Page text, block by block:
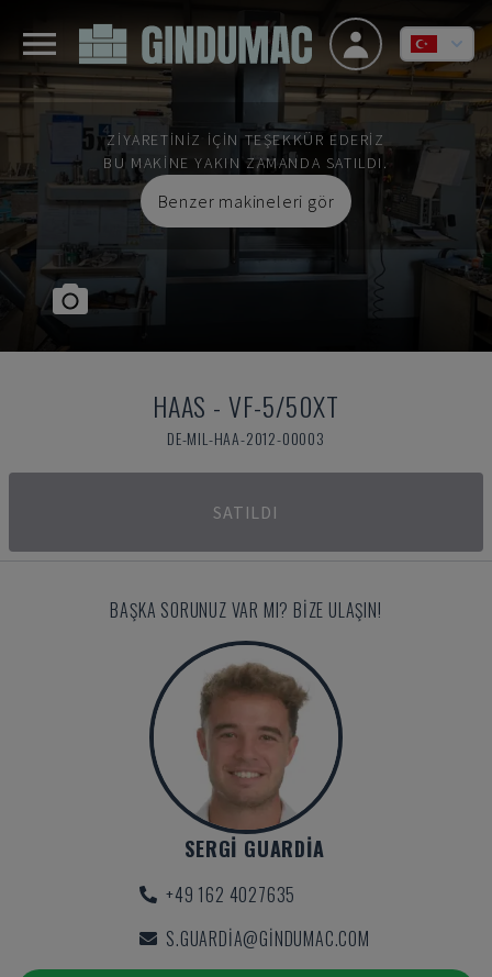
ZIYARETINIZ IÇIN TEŞEKKÜR EDERIZ
BU MAKINE YAKIN ZAMANDA SATILDI.
Benzer makineleri gör
HAAS - VF-5/50XT
DE-MIL-HAA-2012-00003
SATILDI
BAŞKA SORUNUZ VAR MI? BIZE ULAŞIN!
SERGI GUARDIA
+49 162 4027635
S.GUARDIA@GINDUMAC.COM